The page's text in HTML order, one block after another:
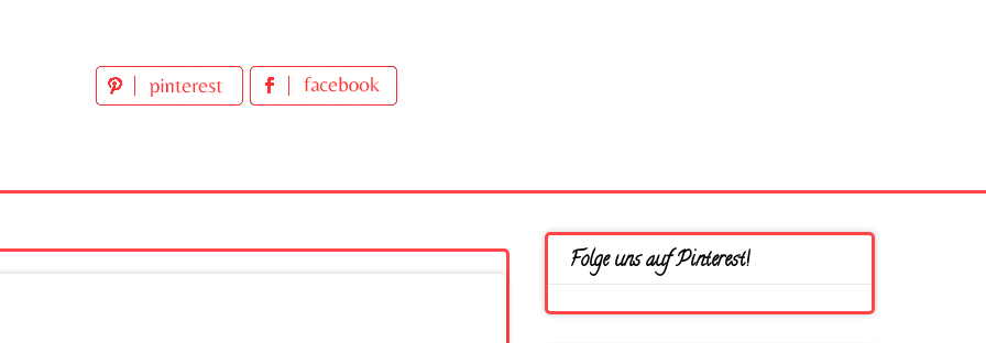
Folge uns auf Pinterest!